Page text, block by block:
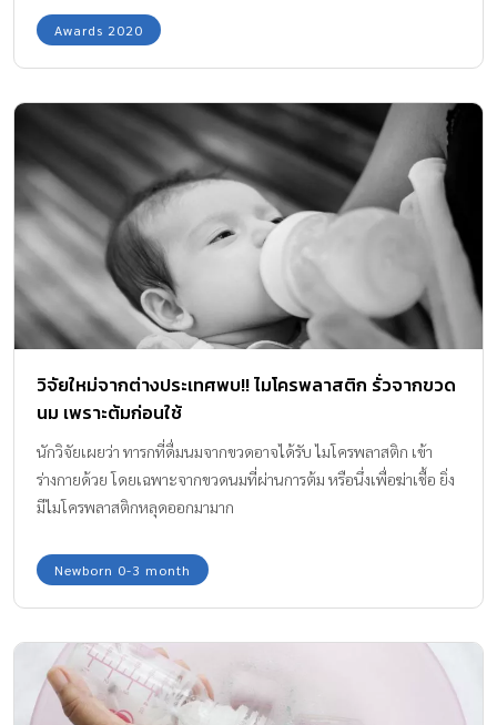
Awards 2020
วิจัยใหม่จากต่างประเทศพบ!! ไมโครพลาสติก รั่วจากขวด
นม เพราะต้มก่อนใช้
นักวิจัยเผยว่า ทารกที่ดื่มนมจากขวดอาจได้รับ ไมโครพลาสติก เข้า
ร่างกายด้วย โดยเฉพาะจากขวดนมที่ผ่านการต้ม หรือนึ่งเพื่อฆ่าเชื้อ ยิ่ง
มีไมโครพลาสติกหลุดออกมามาก
Newborn 0-3 month